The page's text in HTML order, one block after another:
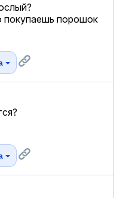
покупаешь порошок